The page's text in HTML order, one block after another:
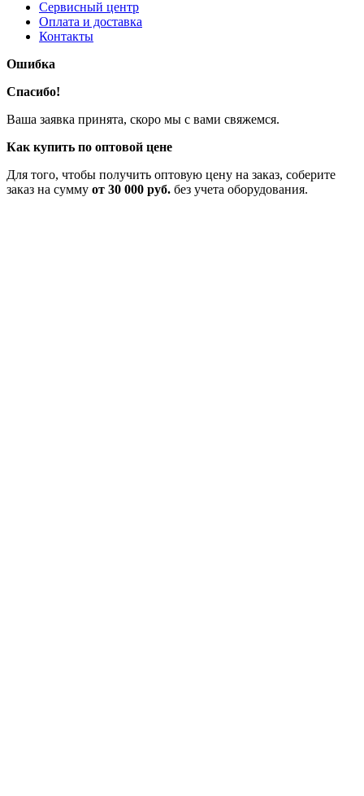
Сервисный центр
Оплата и доставка
Контакты
Ошибка
Спасибо!
Ваша заявка принята, скоро мы с вами свяжемся.
Как купить по оптовой цене
Для того, чтобы получить оптовую цену на заказ, соберите
заказ на сумму от 30 000 руб. без учета оборудования.